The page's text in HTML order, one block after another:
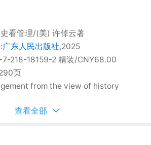
看管理/(美) 许倬云著
广东人民出版社,2025
218-18159-2 精装/CNY68.00
页
from the view of history
查看全部